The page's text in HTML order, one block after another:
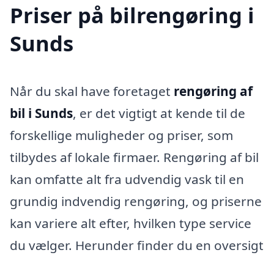
Priser på bilrengøring i
Sunds
Når du skal have foretaget rengøring af
bil i Sunds, er det vigtigt at kende til de
forskellige muligheder og priser, som
tilbydes af lokale firmaer. Rengøring af bil
kan omfatte alt fra udvendig vask til en
grundig indvendig rengøring, og priserne
kan variere alt efter, hvilken type service
du vælger. Herunder finder du en oversigt